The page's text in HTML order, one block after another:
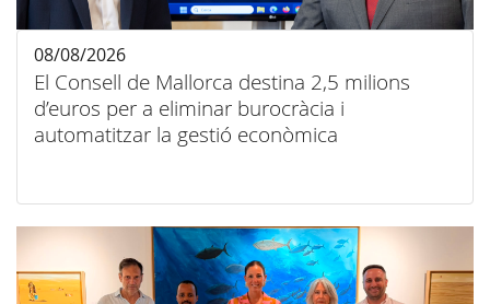
El Consell de Mallorca destina 2,5 milions
d’euros per a eliminar burocràcia i
automatitzar la gestió econòmica
08/08/2026